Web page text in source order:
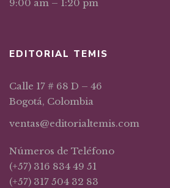
9:00 am – 1:20 pm
EDITORIAL TEMIS
Calle 17 # 68 D – 46
Bogotá, Colombia
ventas@editorialtemis.com
Números de Teléfono
(+57) 316 834 49 51
(+57) 317 504 32 83